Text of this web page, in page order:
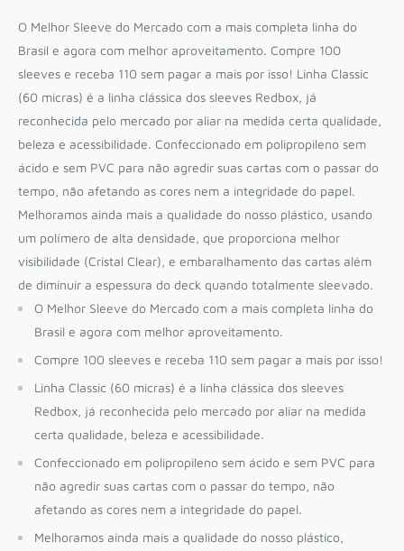
O Melhor Sleeve do Mercado com a mais completa linha do
Brasil e agora com melhor aproveitamento. Compre 100
sleeves e receba 110 sem pagar a mais por isso! Linha Classic
(60 micras) é a linha clássica dos sleeves Redbox, já
reconhecida pelo mercado por aliar na medida certa qualidade,
beleza e acessibilidade. Confeccionado em polipropileno sem
ácido e sem PVC para não agredir suas cartas com o passar do
tempo, não afetando as cores nem a integridade do papel.
Melhoramos ainda mais a qualidade do nosso plástico, usando
um polímero de alta densidade, que proporciona melhor
visibilidade (Cristal Clear), e embaralhamento das cartas além
de diminuir a espessura do deck quando totalmente sleevado.
O Melhor Sleeve do Mercado com a mais completa linha do
Brasil e agora com melhor aproveitamento.
Compre 100 sleeves e receba 110 sem pagar a mais por isso!
Linha Classic (60 micras) é a linha clássica dos sleeves
Redbox, já reconhecida pelo mercado por aliar na medida
certa qualidade, beleza e acessibilidade.
Confeccionado em polipropileno sem ácido e sem PVC para
não agredir suas cartas com o passar do tempo, não
afetando as cores nem a integridade do papel.
Melhoramos ainda mais a qualidade do nosso plástico,